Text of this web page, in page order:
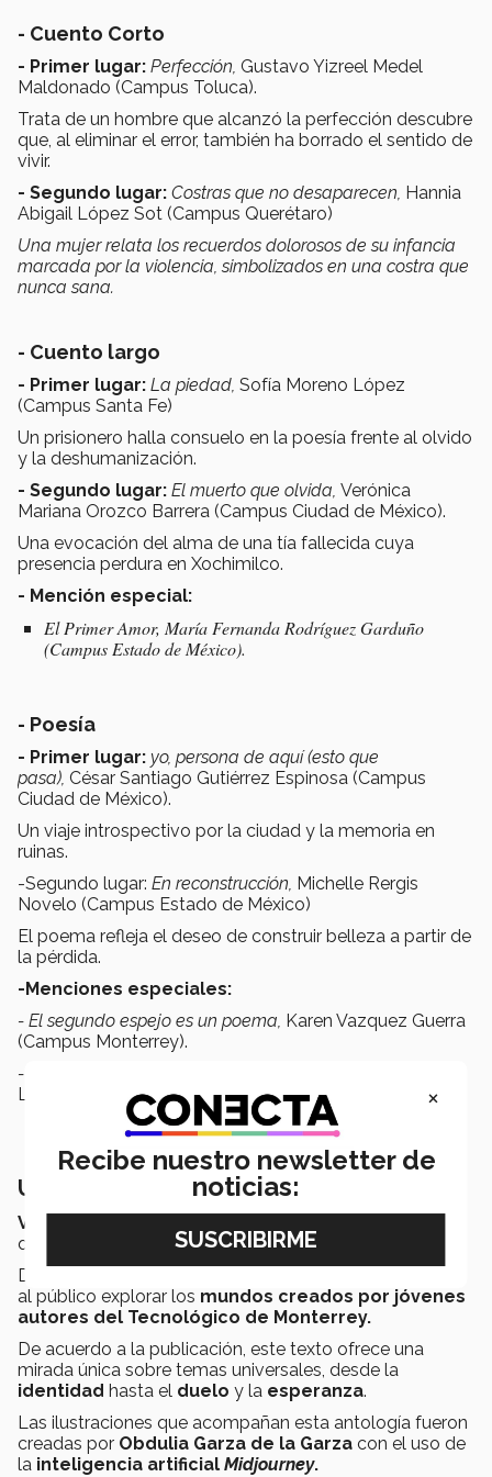
- Cuento Corto
- Primer lugar: Perfección, Gustavo Yizreel Medel
Maldonado (Campus Toluca).
Trata de un hombre que alcanzó la perfección descubre
que, al eliminar el error, también ha borrado el sentido de
vivir.
- Segundo lugar: Costras que no desaparecen, Hannia
Abigail López Sot (Campus Querétaro)
Una mujer relata los recuerdos dolorosos de su infancia
marcada por la violencia, simbolizados en una costra que
nunca sana.
- Cuento largo
- Primer lugar: La piedad, Sofía Moreno López
(Campus Santa Fe)
Un prisionero halla consuelo en la poesía frente al olvido
y la deshumanización.
- Segundo lugar: El muerto que olvida, Verónica
Mariana Orozco Barrera (Campus Ciudad de México).
Una evocación del alma de una tía fallecida cuya
presencia perdura en Xochimilco.
- Mención especial:
El Primer Amor, María Fernanda Rodríguez Garduño
(Campus Estado de México).
- Poesía
- Primer lugar: yo, persona de aquí (esto que
pasa), César Santiago Gutiérrez Espinosa (Campus
Ciudad de México).
Un viaje introspectivo por la ciudad y la memoria en
ruinas.
-Segundo lugar: En reconstrucción, Michelle Rergis
Novelo (Campus Estado de México)
El poema refleja el deseo de construir belleza a partir de
la pérdida.
-Menciones especiales:
- El segundo espejo es un poema, Karen Vazquez Guerra
(Campus Monterrey).
- La sutil mirada del temor,
López (Campus Querétaro).
Un legado en una antología
VIBRART 2025
que reunió las
obras ganadorasdel concurso.
Disponible en
al público explorar los mundos creados por jóvenes
autores del Tecnológico de Monterrey.
De acuerdo a la publicación, este texto ofrece una
mirada única sobre temas universales, desde la
identidad hasta el duelo y la esperanza.
Las ilustraciones que acompañan esta antología fueron
creadas por Obdulia Garza de la Garza con el uso de
la inteligencia artificial Midjourney.
×
Recibe nuestro newsletter de
noticias: